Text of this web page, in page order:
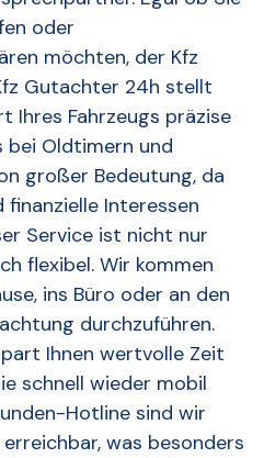
oder
möchten, der Kfz
Gutachter 24h stellt
Ihres Fahrzeugs präzise
bei Oldtimern und
großer Bedeutung, da
Interessen
Service ist nicht nur
flexibel. Wir kommen
ins Büro oder an den
durchzuführen.
Ihnen wertvolle Zeit
schnell wieder mobil
Hotline sind wir
was besonders